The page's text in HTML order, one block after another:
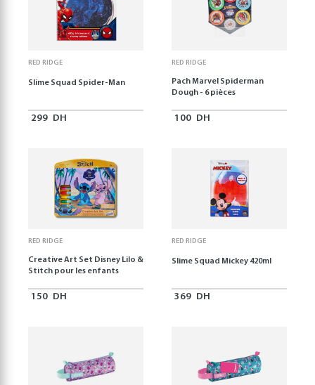
RED RIDGE
Slime Squad Spider-Man
299 DH
RED RIDGE
Pach Marvel Spiderman
Dough - 6 pièces
100 DH
RED RIDGE
Creative Art Set Disney Lilo &
Stitch pour les enfants
150 DH
RED RIDGE
Slime Squad Mickey 420ml
369 DH